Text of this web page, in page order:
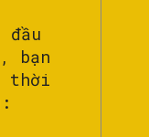
đầu
bạn
thời